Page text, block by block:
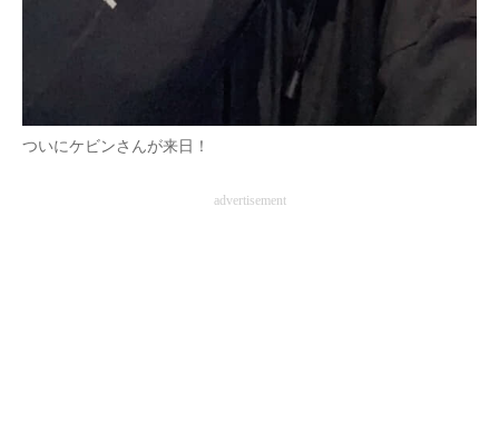
ついにケビンさんが来日！
advertisement